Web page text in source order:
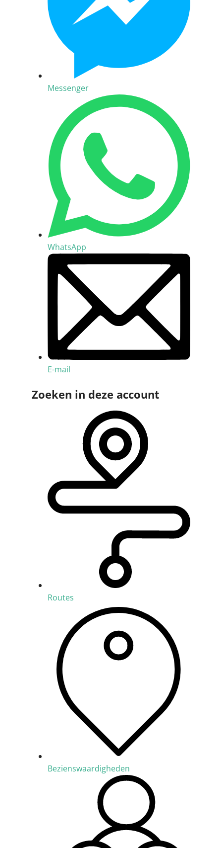
Messenger
WhatsApp
E-mail
Zoeken in deze account
Routes
Bezienswaardigheden